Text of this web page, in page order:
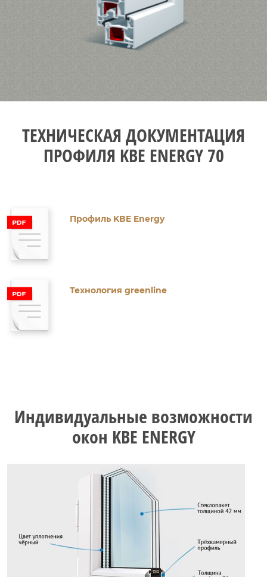
ТЕХНИЧЕСКАЯ ДОКУМЕНТАЦИЯ
ПРОФИЛЯ KBE ENERGY 70
Профиль KBE Energy
Технология greenline
Индивидуальные возможности
окон KBE ENERGY